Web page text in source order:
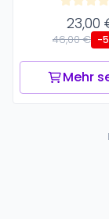
23,00
46,00 € -
Mehr